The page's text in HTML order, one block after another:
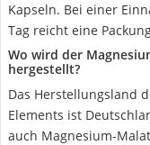
Kapseln. Bei einer
Tag reicht eine
Wo wird der
hergestellt?
Das Herstellungsland
Elements ist
auch Magnesium-